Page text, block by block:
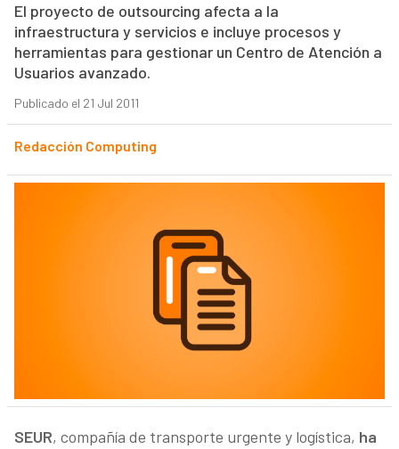
El proyecto de outsourcing afecta a la
infraestructura y servicios e incluye procesos y
herramientas para gestionar un Centro de Atención a
Usuarios avanzado.
Publicado el 21 Jul 2011
Redacción Computing
SEUR, compañía de transporte urgente y logística, ha